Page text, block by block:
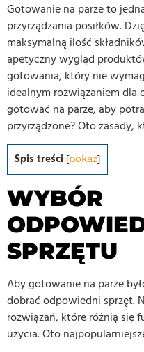
Gotowanie na parze to
przyrządzania posiłków.
maksymalną ilość
apetyczny wygląd
gotowania, który nie
idealnym rozwiązaniem dla
gotować na parze, aby
przyrządzone? Oto zasady,
Spis treści [pokaż]
WYBÓR
SPRZĘTU
Aby gotowanie na parze
dobrać odpowiedni sprzęt.
rozwiązań, które różnią się
użycia. Oto